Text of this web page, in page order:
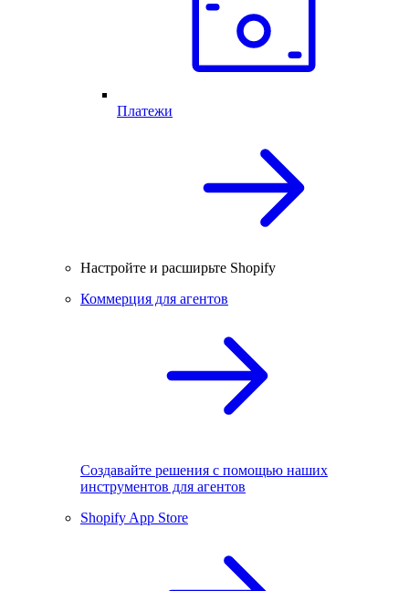
Платежи
Настройте и расширьте Shopify
Коммерция для агентов
Создавайте решения с помощью наших
инструментов для агентов
Shopify App Store